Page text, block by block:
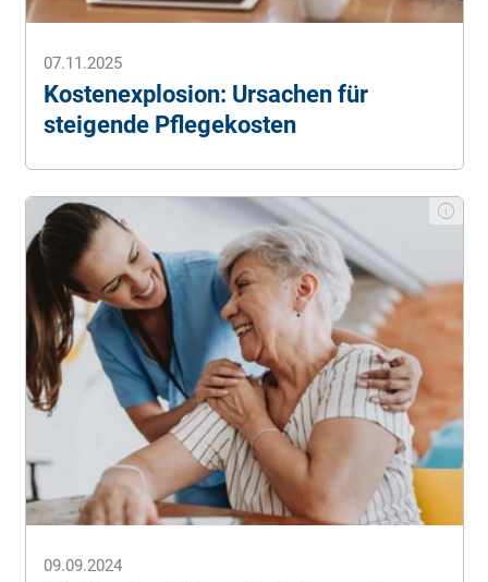
07.11.2025
Kostenexplosion: Ursachen für
steigende Pflegekosten
09.09.2024